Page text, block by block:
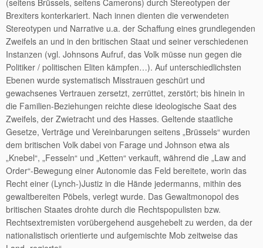
Brexiters konterkariert. Nach innen dienten die verwendeten
Stereotypen und Narrative u.a. der Schaffung eines grundlegenden
Zweifels an und in den britischen Staat und seiner verschiedenen
Instanzen (vgl. Johnsons Aufruf, das Volk müsse nun gegen die
Politiker / politischen Eliten kämpfen…). Auf unterschiedlichsten
Ebenen wurde systematisch Misstrauen geschürt und
gewachsenes Vertrauen zersetzt, zerrüttet, zerstört; bis hinein in
die Familien-Beziehungen reichte diese ideologische Saat des
Zweifels, der Zwietracht und des Hasses. Geltende staatliche
Gesetze, Verträge und Vereinbarungen seitens „Brüssels“ wurden
dem britischen Volk dabei von Farage und Johnson etwa als
„Knebel“, „Fesseln“ und „Ketten“ verkauft, während die „Law and
Order“-Bewegung einer Autonomie das Feld bereitete, worin das
Recht einer (Lynch-)Justiz in die Hände jedermanns, mithin des
gewaltbereiten Pöbels, verlegt wurde. Das Gewaltmonopol des
britischen Staates drohte durch die Rechtspopulisten bzw.
Rechtsextremisten vorübergehend ausgehebelt zu werden, da der
nationalistisch orientierte und aufgemischte Mob zeitweise das